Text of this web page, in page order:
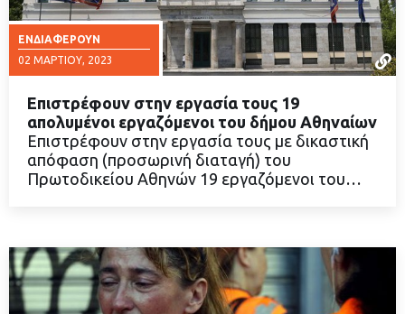
ΕΝΔΙΑΦΈΡΟΥΝ
02 ΜΑΡΤΊΟΥ, 2023
ΔΙΑΒΑΣΤΕ ΠΕΡΙΣΣΟΤΕΡΑ
Επιστρέφουν στην εργασία τους 19
απολυμένοι εργαζόμενοι του δήμου Αθηναίων
Επιστρέφουν στην εργασία τους με δικαστική
απόφαση (προσωρινή διαταγή) του
Πρωτοδικείου Αθηνών 19 εργαζόμενοι του…